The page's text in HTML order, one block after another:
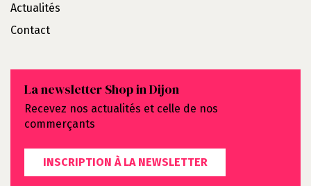
Actualités
Contact
La newsletter Shop in Dijon
Recevez nos actualités et celle de nos
commerçants
INSCRIPTION À LA NEWSLETTER